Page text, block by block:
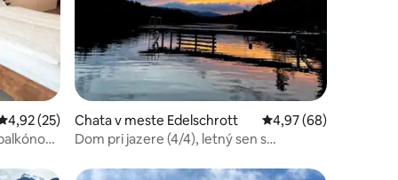
36
ohodnotenie 4,92 z 5, počet hodnotení: 25
4,92 (25)
Chata v meste Edelschrott Priemerné
4,97 (68)
Dom pri jazere (4/4), letný sen s